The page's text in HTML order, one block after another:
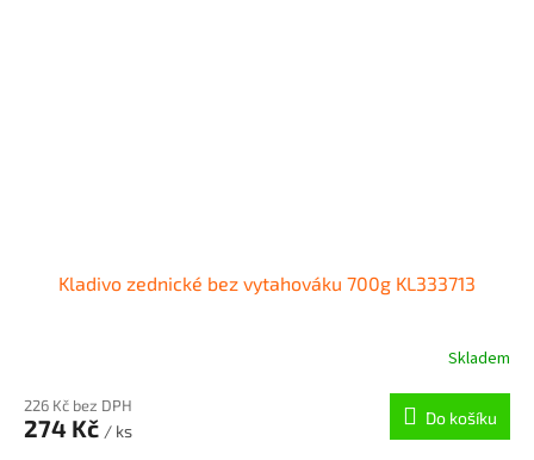
Kladivo zednické bez vytahováku 700g KL333713
Skladem
226 Kč bez DPH
274 Kč / ks
Do košíku